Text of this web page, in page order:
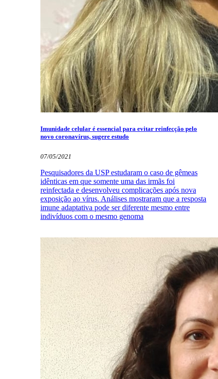
Imunidade celular é essencial para evitar reinfecção pelo
novo coronavírus, sugere estudo
07/05/2021
Pesquisadores da USP estudaram o caso de gêmeas
idênticas em que somente uma das irmãs foi
reinfectada e desenvolveu complicações após nova
exposição ao vírus. Análises mostraram que a resposta
imune adaptativa pode ser diferente mesmo entre
indivíduos com o mesmo genoma